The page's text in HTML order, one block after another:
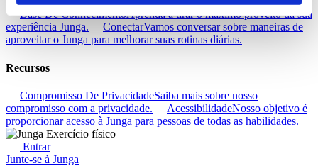
Base De ConhecimentoAprenda a tirar o máximo proveito da sua
experiência Junga.
ConectarVamos conversar sobre maneiras de
aproveitar o Junga para melhorar suas rotinas diárias.
Recursos
Compromisso De PrivacidadeSaiba mais sobre nosso
compromisso com a privacidade.
AcessibilidadeNosso objetivo é
proporcionar acesso à Junga para pessoas de todas as habilidades.
Entrar
Junte-se à Junga